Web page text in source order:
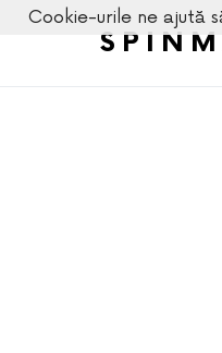
Cookie-urile ne ajută